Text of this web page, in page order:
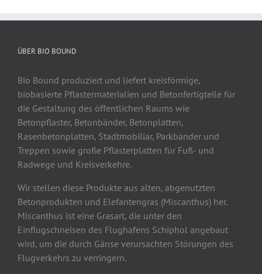
ÜBER BIO BOUND
Bio Bound produziert und liefert kreisförmige,
biobasierte Pflastermaterialien und Betonfertigteile für
die Gestaltung des öffentlichen Raums wie
Betonpflaster, Betonbänder, Betonplatten,
Rasenbetonplatten, Stadtmobiliar, Parkbänder und
Treppen sowie große Pflasterplatten für Fuß- und
Radwege und Kreisverkehre.
Wir stellen diese Produkte aus alten, abgenutzten
Betonprodukten und Elefantengras (Miscanthus) her.
Miscanthus ist eine Grasart, die unter den
Einflugschneisen des Flughafens Schiphol angebaut
wird, um die durch Gänse verursachten Störungen des
Flugverkehrs zu verringern.